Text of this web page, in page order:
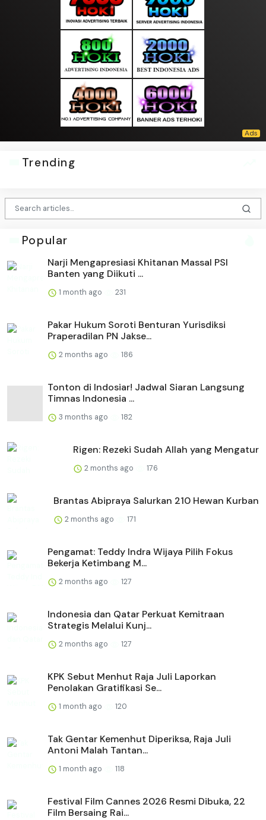
Trending
Popular
Narji Mengapresiasi Khitanan Massal PSI
Banten yang Diikuti ...
1 month ago 231
Pakar Hukum Soroti Benturan Yurisdiksi
Praperadilan PN Jakse...
2 months ago 186
Tonton di Indosiar! Jadwal Siaran Langsung
Timnas Indonesia ...
3 months ago 182
Rigen: Rezeki Sudah Allah yang Mengatur
2 months ago 176
Brantas Abipraya Salurkan 210 Hewan Kurban
2 months ago 171
Pengamat: Teddy Indra Wijaya Pilih Fokus
Bekerja Ketimbang M...
2 months ago 127
Indonesia dan Qatar Perkuat Kemitraan
Strategis Melalui Kunj...
2 months ago 127
KPK Sebut Menhut Raja Juli Laporkan
Penolakan Gratifikasi Se...
1 month ago 120
Tak Gentar Kemenhut Diperiksa, Raja Juli
Antoni Malah Tantan...
1 month ago 118
Festival Film Cannes 2026 Resmi Dibuka, 22
Film Bersaing Rai...